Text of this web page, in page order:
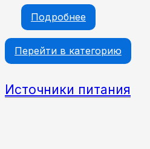
Подробнее
Перейти в категорию
Источники питания